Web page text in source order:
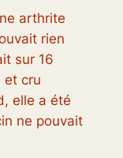
arthrite
rien
sur 16
et cru
elle a été
ne pouvait